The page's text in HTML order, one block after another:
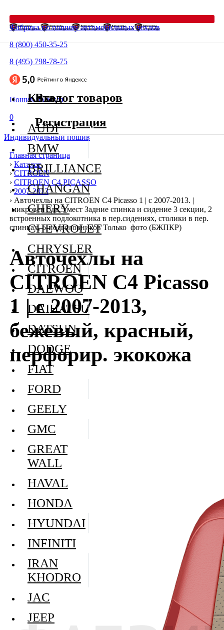
Фабрика по пошиву автомобильных чехлов
8 (800) 450-35-25
8 (495) 798-78-75
Пошив на заказ
0
Индивидуальный пошив
Главная страница
› Каталог
› CITROEN
› CITROEN C4 PICASSO
› 2007-2013
› Авточехлы на CITROEN C4 Picasso 1 | с 2007-2013. |
микровен 5дв.5 мест Задние спинка и сидение 3 секции, 2
встроенных подлокотника в пер.сидениях, столики в пер.
спинках, 5-подголовников Только фото (БЖПКР)
Авточехлы на
CITROEN C4 Picasso
1 | с 2007-2013,
бежевый, красный,
перфорир. экокожа
Каталог товаров
AUDI
BMW
BRILLIANCE
CHANGAN
CHERY
CHEVROLET
CHRYSLER
CITROEN
DAEWOO
DAIHATSU
DATSUN
DODGE
FIAT
FORD
GEELY
GMC
GREAT
WALL
HAVAL
HONDA
HYUNDAI
INFINITI
IRAN
KHODRO
JAC
JEEP
Вход
Регистрация